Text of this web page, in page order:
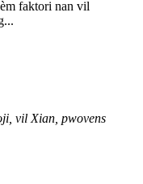
faktori nan vil
vil Xian, pwovens